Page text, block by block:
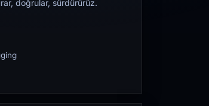
doğrular, sürdürürüz.